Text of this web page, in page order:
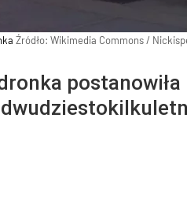
Źródło: Wikimedia Commons/